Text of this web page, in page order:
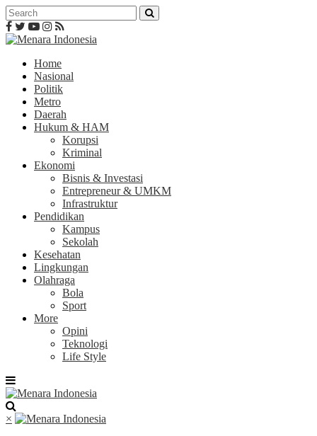
Home
Nasional
Politik
Metro
Daerah
Hukum & HAM
Korupsi
Kriminal
Ekonomi
Bisnis & Investasi
Entrepreneur & UMKM
Infrastruktur
Pendidikan
Kampus
Sekolah
Kesehatan
Lingkungan
Olahraga
Bola
Sport
More
Opini
Teknologi
Life Style
×